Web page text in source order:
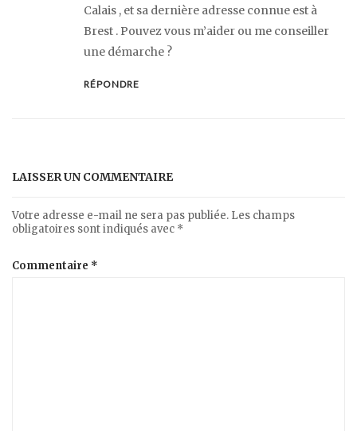
Calais , et sa dernière adresse connue est à
Brest . Pouvez vous m’aider ou me conseiller
une démarche ?
RÉPONDRE
LAISSER UN COMMENTAIRE
Votre adresse e-mail ne sera pas publiée. Les champs
obligatoires sont indiqués avec *
Commentaire *